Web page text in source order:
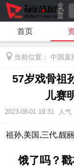
首页
当前位置： 中国直
57岁戏骨祖
儿赛
2023-08-01 19:31 人气
祖孙,美国,三代,靓
饿了吗？